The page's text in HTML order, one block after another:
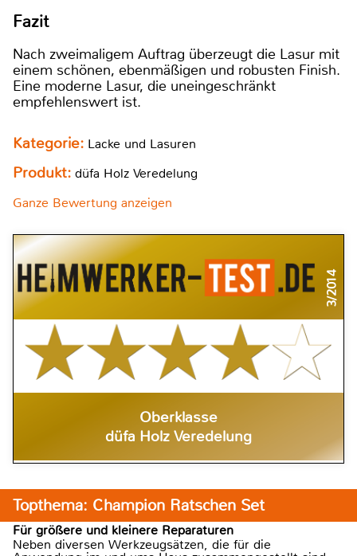
Fazit
Nach zweimaligem Auftrag überzeugt die Lasur mit
einem schönen, ebenmäßigen und robusten Finish.
Eine moderne Lasur, die uneingeschränkt
empfehlenswert ist.
Kategorie: Lacke und Lasuren
Produkt: düfa Holz Veredelung
Ganze Bewertung anzeigen
3/2014
Oberklasse
düfa Holz Veredelung
Topthema: Champion Ratschen Set
Für größere und kleinere Reparaturen
Neben diversen Werkzeugsätzen, die für die